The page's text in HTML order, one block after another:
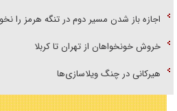
اجازه باز شدن مسیر دوم در تنگه هرمز را
خروش خونخواهان از تهران تا کربلا
هیرکانی در چنگ ویلاسازی‌ها